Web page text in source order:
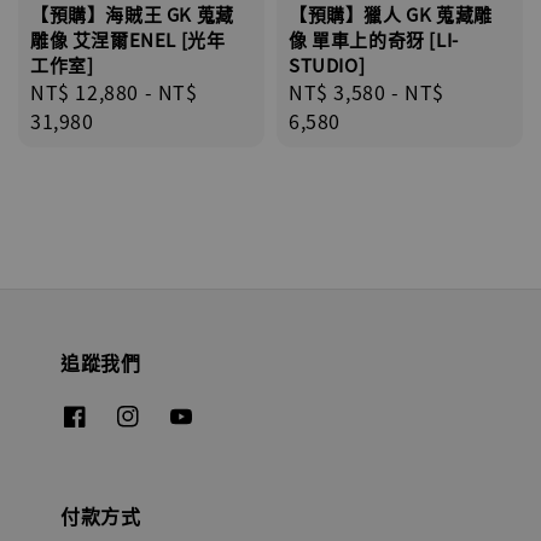
【預購】海賊王 GK 蒐藏
雕像 艾涅爾ENEL [光年
工作室]
Regular
price
NT$ 12,880 - NT$
31,980
【預購】獵人 GK 蒐藏雕
像 單車上的奇犽 [LI-
STUDIO]
Regular
price
NT$ 3,580 - NT$
6,580
追蹤我們
付款方式